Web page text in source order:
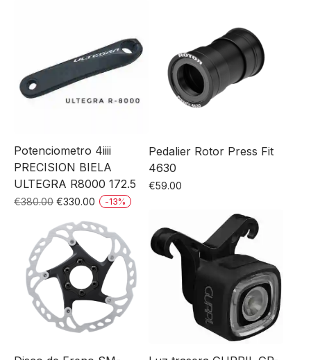
Potenciometro 4iiii
PRECISION BIELA
ULTEGRA R8000 172.5
€380.00 El
original
era:
€380.00.
€330.00 El
actual
€330.00.
-13%
Pedalier Rotor Press Fit
4630
€59.00